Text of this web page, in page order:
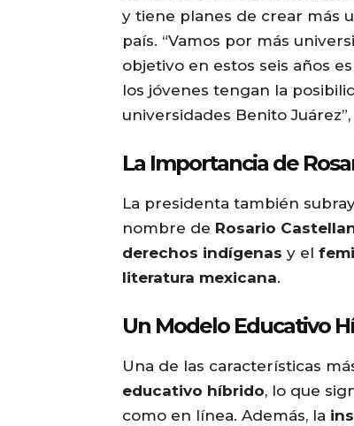
y tiene planes de crear más
país. “Vamos por más
objetivo en estos seis años
los jóvenes tengan la
universidades Benito
La Importancia de
La presidenta también
nombre de Rosario
derechos indígenas y el
literatura mexicana.
Un Modelo Educativo
Una de las características
educativo híbrido, lo que
como en línea. Además, la